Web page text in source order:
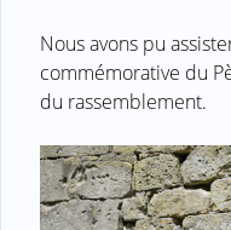
Nous avons pu
commémorative du
du rassemblement.